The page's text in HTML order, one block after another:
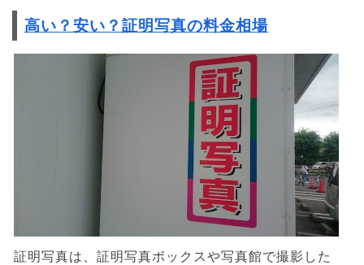
高い？安い？証明写真の料金相場
証明写真は、証明写真ボックスや写真館で撮影した